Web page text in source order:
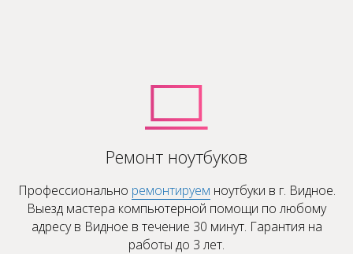
Ремонт ноутбуков
Профессионально ремонтируем ноутбуки в г. Видное.
Выезд мастера компьютерной помощи по любому
адресу в Видное в течение 30 минут. Гарантия на
работы до 3 лет.